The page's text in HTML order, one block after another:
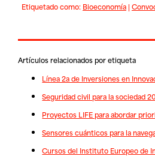
Etiquetado como: Bioeconomía|
Artículos relacionados por etiqueta
Línea 2a de Inversiones en
Seguridad civil para la sociedad
Proyectos LIFE para abordar
Sensores cuánticos para la
Cursos del Instituto Europeo de